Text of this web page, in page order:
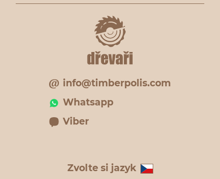
info@timberpolis.com
Whatsapp
Viber
Zvolte si jazyk